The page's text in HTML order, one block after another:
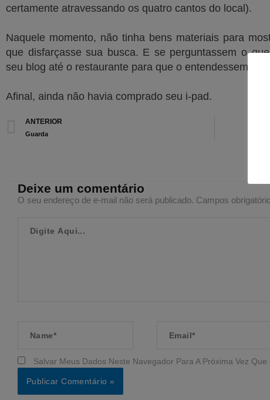
certamente atravessando os quatro cantos do local).
Naquele momento, não tinha bens materiais para
que disfarçasse sua busca. E se perguntassem o
seu blog até o restaurante para que o entendessem
Afinal, ainda não havia comprado seu i-pad.
Prev
ANTERIOR
Guarda
Deixe um comentário
O seu endereço de e-mail não será publicado. Campos
Aqui...
Salvar Meus Dados Neste Navegador Para A Próxima Vez Que